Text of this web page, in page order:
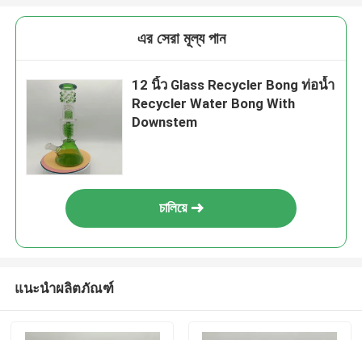
এর সেরা মূল্য পান
12 นิ้ว Glass Recycler Bong ท่อน้ำ
Recycler Water Bong With
Downstem
চালিয়ে
แนะนำผลิตภัณฑ์